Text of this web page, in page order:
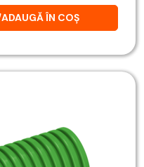
ADAUGĂ ÎN COȘ